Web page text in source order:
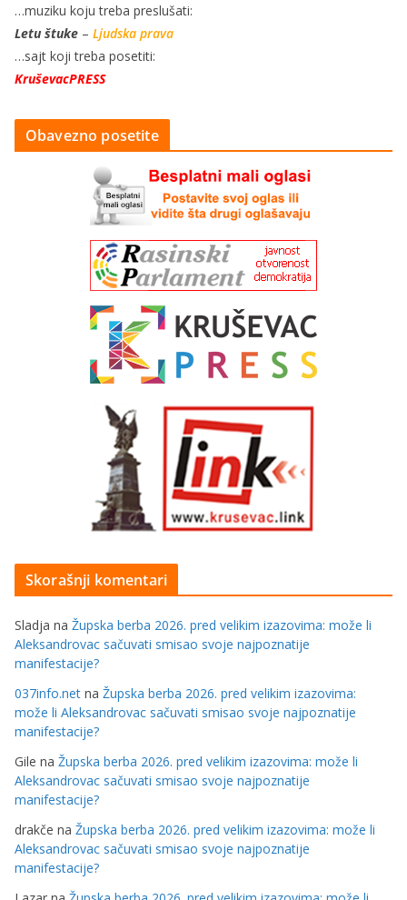
…muziku koju treba preslušati:
Letu štuke – Ljudska prava
…sajt koji treba posetiti:
KruševacPRESS
Obavezno posetite
Skorašnji komentari
Sladja na Župska berba 2026. pred velikim izazovima: može li
Aleksandrovac sačuvati smisao svoje najpoznatije
manifestacije?
037info.net na Župska berba 2026. pred velikim izazovima:
može li Aleksandrovac sačuvati smisao svoje najpoznatije
manifestacije?
Gile na Župska berba 2026. pred velikim izazovima: može li
Aleksandrovac sačuvati smisao svoje najpoznatije
manifestacije?
drakče na Župska berba 2026. pred velikim izazovima: može li
Aleksandrovac sačuvati smisao svoje najpoznatije
manifestacije?